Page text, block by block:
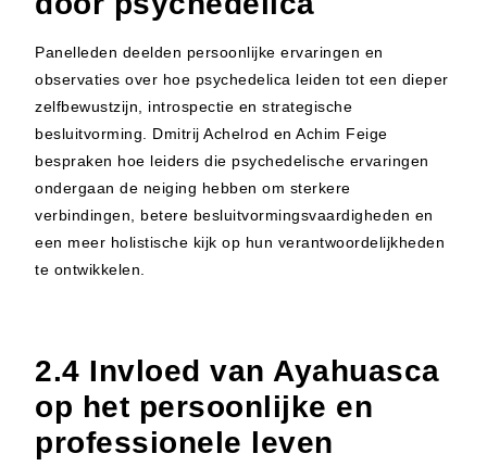
Panelleden deelden persoonlijke ervaringen en
observaties over hoe psychedelica leiden tot een dieper
zelfbewustzijn, introspectie en strategische
besluitvorming. Dmitrij Achelrod en Achim Feige
bespraken hoe leiders die psychedelische ervaringen
ondergaan de neiging hebben om sterkere
verbindingen, betere besluitvormingsvaardigheden en
een meer holistische kijk op hun verantwoordelijkheden
te ontwikkelen.
2.4 Invloed van Ayahuasca
op het persoonlijke en
professionele leven